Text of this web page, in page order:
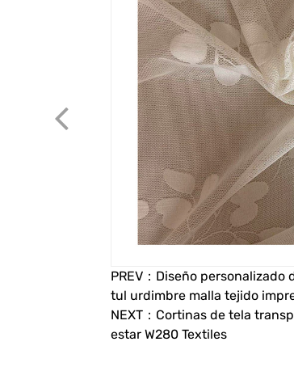
PREV：Diseño
tul urdimbre malla tejido
NEXT：Cortinas de tela
estar W280 Textiles